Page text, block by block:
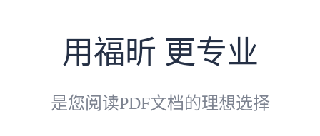
用福昕 更专业
是您阅读PDF文档的理想选择